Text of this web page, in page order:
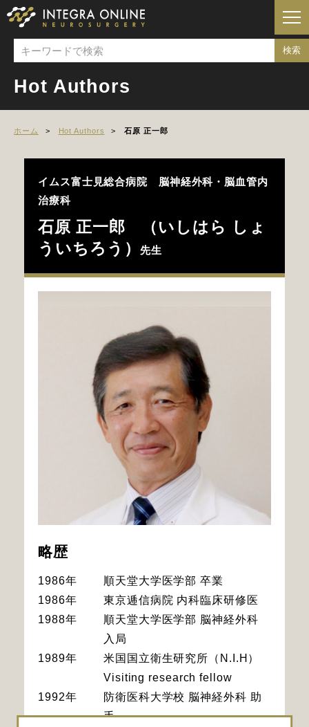
Hot Authors
ホーム Hot Authors 石原 正一郎
イムス富士見総合病院 脳神経外科・脳血管内
治療科
石原 正一郎 （いしはら しょ
ういちろう）先生
略歴
1986年
順天堂大学医学部 卒業
1986年
東京逓信病院 内科臨床研修医
1988年
順天堂大学医学部 脳神経外科
入局
1989年
米国国立衛生研究所（N.I.H）
Visiting research fellow
1992年
防衛医科大学校 脳神経外科 助
手